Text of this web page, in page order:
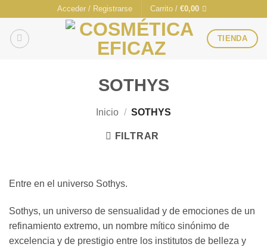
contenido
Acceder / Registrarse Carrito /€0,00
TIENDA
SOTHYS
Inicio / SOTHYS
FILTRAR
Entre en el universo Sothys.
Sothys, un universo de sensualidad y de emociones de un
refinamiento extremo, un nombre mítico sinónimo de
excelencia y de prestigio entre los institutos de belleza y